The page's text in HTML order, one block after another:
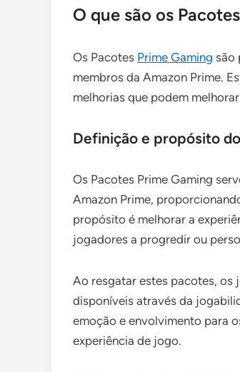
O que são os
Os Pacotes Prime Gaming são
membros da Amazon Prime.
melhorias que podem
Definição e propósito
Os Pacotes Prime Gaming
Amazon Prime,
propósito é melhorar a
jogadores a progredir ou
Ao resgatar estes pacotes, os
disponíveis através da
emoção e envolvimento para
experiência de jogo.